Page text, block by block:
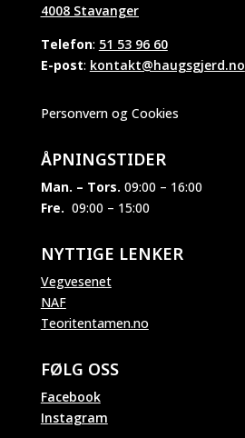
4008 Stavanger
Telefon: 51 53 96 60
E-post: kontakt@haugsgjerd.no
Personvern og Cookies
ÅPNINGSTIDER
Man. – Tors. 09:00 – 16:00
Fre. 09:00 – 15:00
NYTTIGE LENKER
Vegvesenet
NAF
Teoritentamen.no
FØLG OSS
Facebook
Instagram